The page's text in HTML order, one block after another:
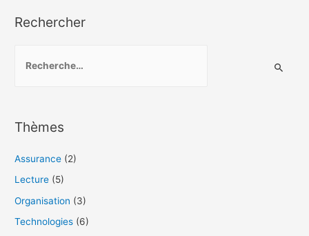
Rechercher
c
h
e
r
Thèmes
Assurance (2)
Lecture (5)
Organisation (3)
Technologies (6)